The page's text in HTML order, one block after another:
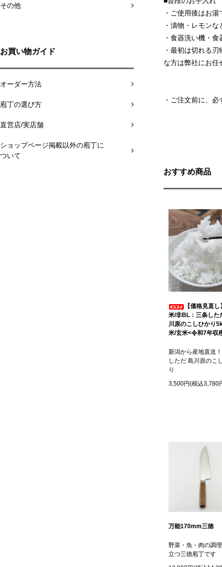
その他
お買い物ガイド
オーダー方法
庖丁の選び方
直営店/実店舗
ショップページ掲載以外の庖丁に
ついて
・ご使用後はお
・漬物・レモン
・食器洗い機・
・最初は切れる
な方は弊社にお任
・ご注文前に、
おすすめ商品
【価格見直
米/非BL：三条した
川原のこしひかり
米/玄米<令和7年収
新潟から産地直送
しただ 島川原のこ
り
3,500円(税込3,780
万能170mm三徳
野菜・魚・肉の調
立つ三徳庖丁です